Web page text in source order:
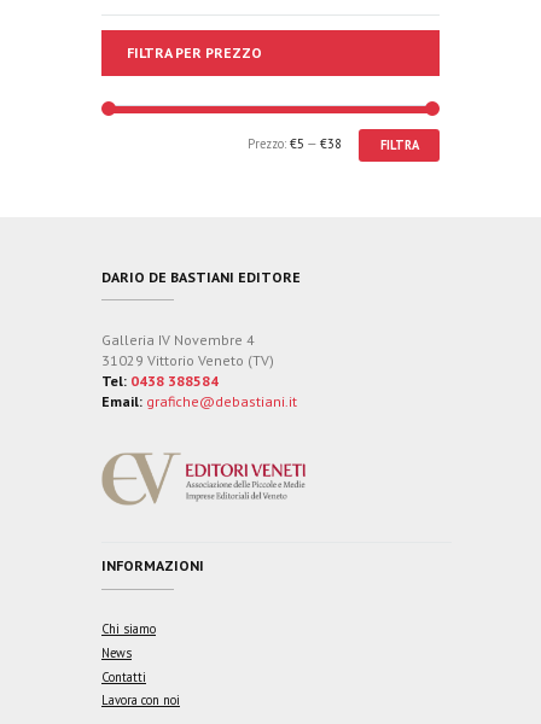
FILTRA PER PREZZO
FILTRA
Prezzo: €5 — €38
DARIO DE BASTIANI EDITORE
Galleria IV Novembre 4
31029 Vittorio Veneto (TV)
Tel: 0438 388584
Email: grafiche@debastiani.it
INFORMAZIONI
Chi siamo
News
Contatti
Lavora con noi